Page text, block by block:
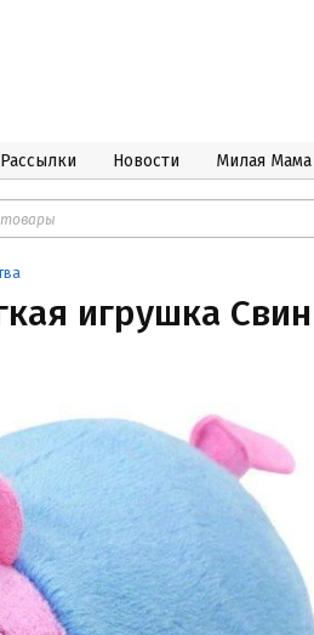
Рассылки Новости Милая Мама
игрушка